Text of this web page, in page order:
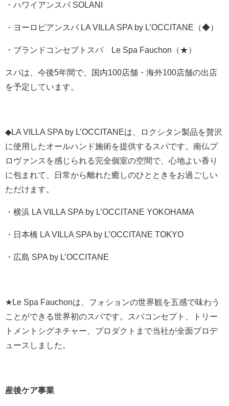
・ハワイアンスパ SOLANI
・ヨーロピアンスパ LA VILLA SPA by L’OCCITANE（◆）
・ブランドコンセプトスパ Le Spa Fauchon（★）
スパは、今後5年間で、国内100店舗・海外100店舗の出店
を予定しています。
◆LA VILLA SPA by L’OCCITANEは、ロクシタン製品を贅沢
に使用したオールハンド施術を提供するスパです。南仏プ
ロヴァンスを感じられる完全個室の空間で、心地よい香り
に包まれて、日常から離れた癒しのひとときをお過ごしい
ただけます。
・横浜 LA VILLA SPA by L’OCCITANE YOKOHAMA
・日本橋 LA VILLA SPA by L’OCCITANE TOKYO
・広島 SPA by L’OCCITANE
★Le Spa Fauchonは、フォションの世界観を五感で味わう
ことができる世界初のスパです。スパコンセプト、トリー
トメントシグネチャー、プロダクトまで当社が全面プロデ
ュースしました。
産後ケア事業